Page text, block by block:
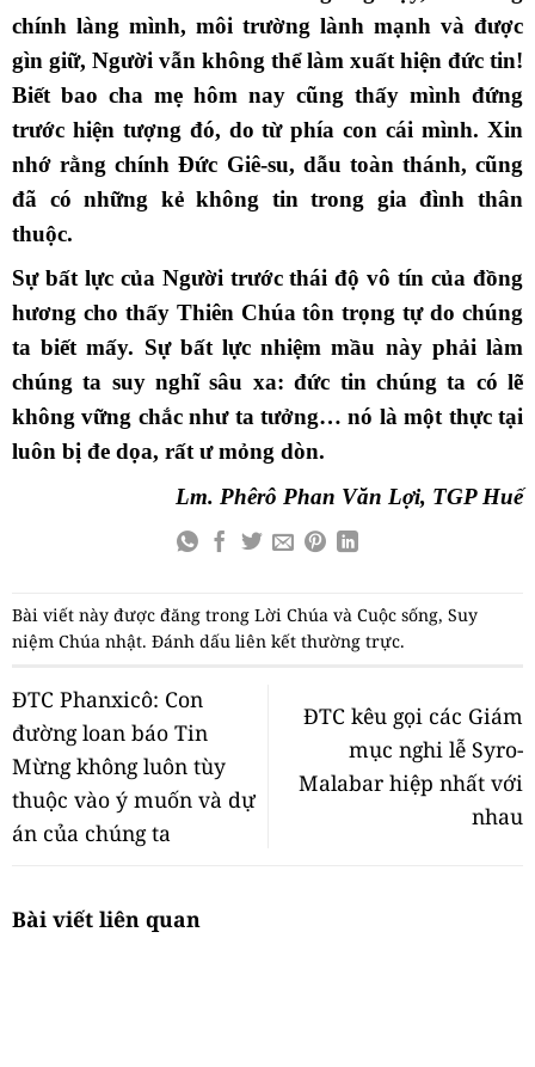
chính làng mình, môi trường lành mạnh và được
gìn giữ, Người vẫn không thể làm xuất hiện đức tin!
Biết bao cha mẹ hôm nay cũng thấy mình đứng
trước hiện tượng đó, do từ phía con cái mình. Xin
nhớ rằng chính Đức Giê-su, dẫu toàn thánh, cũng
đã có những kẻ không tin trong gia đình thân
thuộc.
Sự bất lực của Người trước thái độ vô tín của đồng
hương cho thấy Thiên Chúa tôn trọng tự do chúng
ta biết mấy. Sự bất lực nhiệm mầu này phải làm
chúng ta suy nghĩ sâu xa: đức tin chúng ta có lẽ
không vững chắc như ta tưởng… nó là một thực tại
luôn bị đe dọa, rất ư mỏng dòn.
Lm. Phêrô Phan Văn Lợi, TGP Huế
Bài viết này được đăng trong Lời Chúa và Cuộc sống, Suy
niệm Chúa nhật. Đánh dấu liên kết thường trực.
ĐTC Phanxicô: Con
đường loan báo Tin
Mừng không luôn tùy
thuộc vào ý muốn và dự
án của chúng ta
ĐTC kêu gọi các Giám
mục nghi lễ Syro-
Malabar hiệp nhất với
nhau
Bài viết liên quan